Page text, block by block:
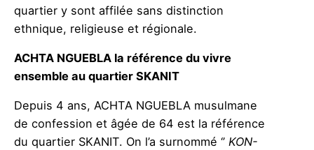
quartier y sont affilée sans distinction
ethnique, religieuse et régionale.
ACHTA NGUEBLA la référence du vivre
ensemble au quartier SKANIT
Depuis 4 ans, ACHTA NGUEBLA musulmane
de confession et âgée de 64 est la référence
du quartier SKANIT. On l’a surnommé ‘’ KON-